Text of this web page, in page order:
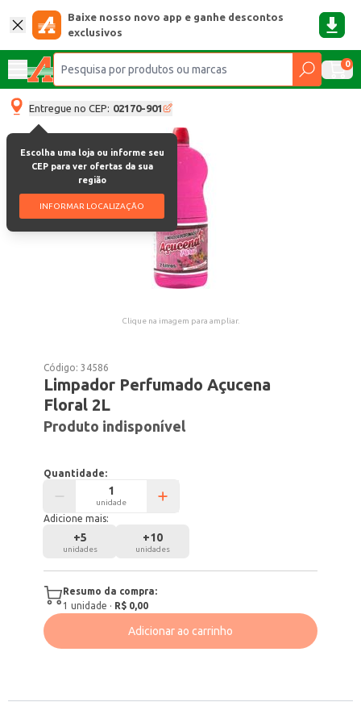
Baixe nosso novo app e ganhe descontos
exclusivos
0
Entregue no CEP: 02170-901
Escolha uma loja ou informe seu
CEP para ver ofertas da sua
região
INFORMAR LOCALIZAÇÃO
Clique na imagem para ampliar.
Código:34586
Limpador Perfumado Açucena
Floral 2L
Produto indisponível
Quantidade:
unidade
Adicione mais:
+5
unidades
+10
unidades
Resumo da compra:
1 unidade · R$ 0,00
Adicionar ao carrinho